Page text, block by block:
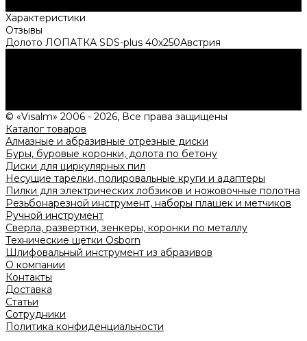
Характеристики
Отзывы
Долото ЛОПАТКА SDS-plus 40х250Австрия
© «Visalm» 2006 - 2026, Все права защищены
Каталог товаров
Алмазные и абразивные отрезные диски
Буры, буровые коронки, долота по бетону
Диски для циркулярных пил
Несущие тарелки, полировальные круги и адаптеры
Пилки для электрических лобзиков и ножовочные полотна
Резьбонарезной инструмент, наборы плашек и метчиков
Ручной инструмент
Сверла, развертки, зенкеры, коронки по металлу
Технические щетки Osborn
Шлифовальный инструмент из абразивов
О компании
Контакты
Доставка
Статьи
Сотрудники
Политика конфиденциальности